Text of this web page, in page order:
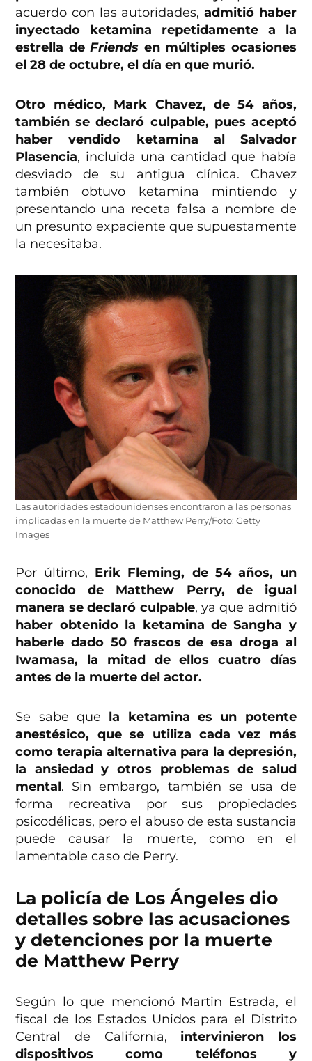
acuerdo con las autoridades, admitió haber
inyectado ketamina repetidamente a la
estrella deFriends en múltiples ocasiones
el 28 de octubre, el día en que murió.
Otro médico, Mark Chavez, de 54 años,
también se declaró culpable, pues aceptó
haber vendido ketamina al Salvador
Plasencia, incluida una cantidad que había
desviado de su antigua clínica. Chavez
también obtuvo ketamina mintiendo y
presentando una receta falsa a nombre de
un presunto expaciente que supuestamente
la necesitaba.
Las autoridades estadounidenses encontraron a las personas
implicadas en la muerte de Matthew Perry/Foto: Getty
Images
Por último, Erik Fleming, de 54 años, un
conocido de Matthew Perry, de igual
manera se declaró culpable, ya que admitió
haber obtenido la ketamina de Sangha y
haberle dado 50 frascos de esa droga al
Iwamasa, la mitad de ellos cuatro días
antes de la muerte del actor.
Se sabe que la ketamina es un potente
anestésico, que se utiliza cada vez más
como terapia alternativa para la depresión,
la ansiedad y otros problemas de salud
mental. Sin embargo, también se usa de
forma recreativa
por sus propiedades
psicodélicas, pero el abuso de esta sustancia
puede causar la muerte, como en el
lamentable caso de Perry.
La policía de Los Ángeles dio
detalles sobre las acusaciones
y detenciones por la muerte
de Matthew Perry
Según lo que mencionó Martin Estrada, el
fiscal de los Estados Unidos para el Distrito
Central de California, intervinieron los
dispositivos como teléfonos y